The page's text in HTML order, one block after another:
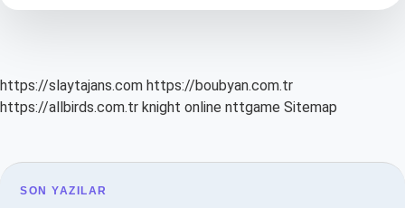
Çekiliyor
https://slaytajans.com https://boubyan.com.tr
https://allbirds.com.tr knight online nttgame Sitemap
SON YAZILAR